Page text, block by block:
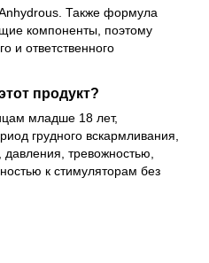
Также формула
компоненты, поэтому
и ответственного
продукт?
младше 18 лет,
грудного вскармливания,
тревожностью,
к стимуляторам без